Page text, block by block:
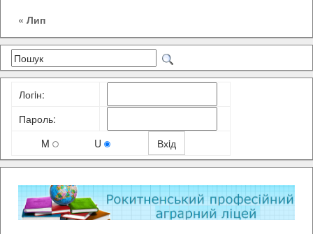
« Лип
Логiн:
Пароль:
M
U